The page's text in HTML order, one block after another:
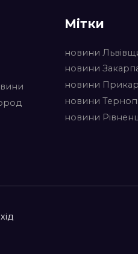
Мітки
новини
новини
новини
новини
новини